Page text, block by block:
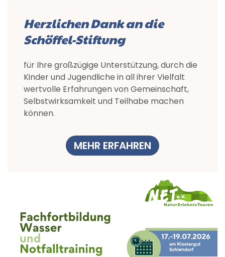
Herzlichen Dank an die
Schöffel-Stiftung
für Ihre großzügige Unterstützung, durch die
Kinder und Jugendliche in all ihrer Vielfalt
wertvolle Erfahrungen von Gemeinschaft,
Selbstwirksamkeit und Teilhabe machen
können.
MEHR ERFAHREN